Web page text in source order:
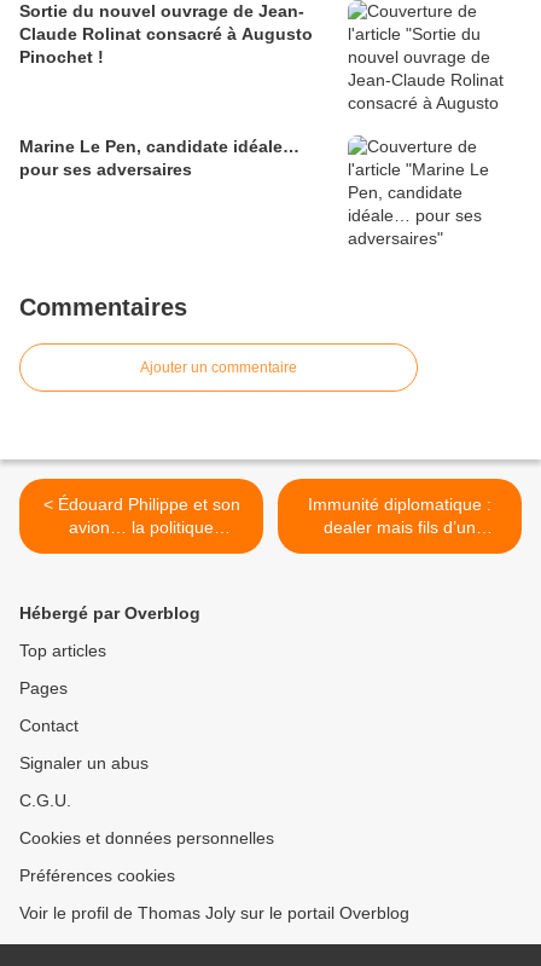
Sortie du nouvel ouvrage de Jean-
Claude Rolinat consacré à Augusto
Pinochet !
Marine Le Pen, candidate idéale…
pour ses adversaires
Commentaires
Ajouter un commentaire
< Édouard Philippe et son
avion… la politique
autrement, ce n’est pas
Immunité diplomatique :
dealer mais fils d’un
jardinier de l'ambassade du
Hébergé par Overblog
Top articles
Pages
Contact
Signaler un abus
C.G.U.
Cookies et données personnelles
Préférences cookies
Voir le profil de Thomas Joly sur le portail Overblog